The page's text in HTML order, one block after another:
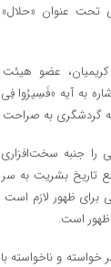
تحت عنوان
عضو
به آیه «فَسِیرُوا
گردشگری به
را جنبه
تاریخ بشریت به
برای ظهور لازم
ظهور است.
خواسته و ناخواسته